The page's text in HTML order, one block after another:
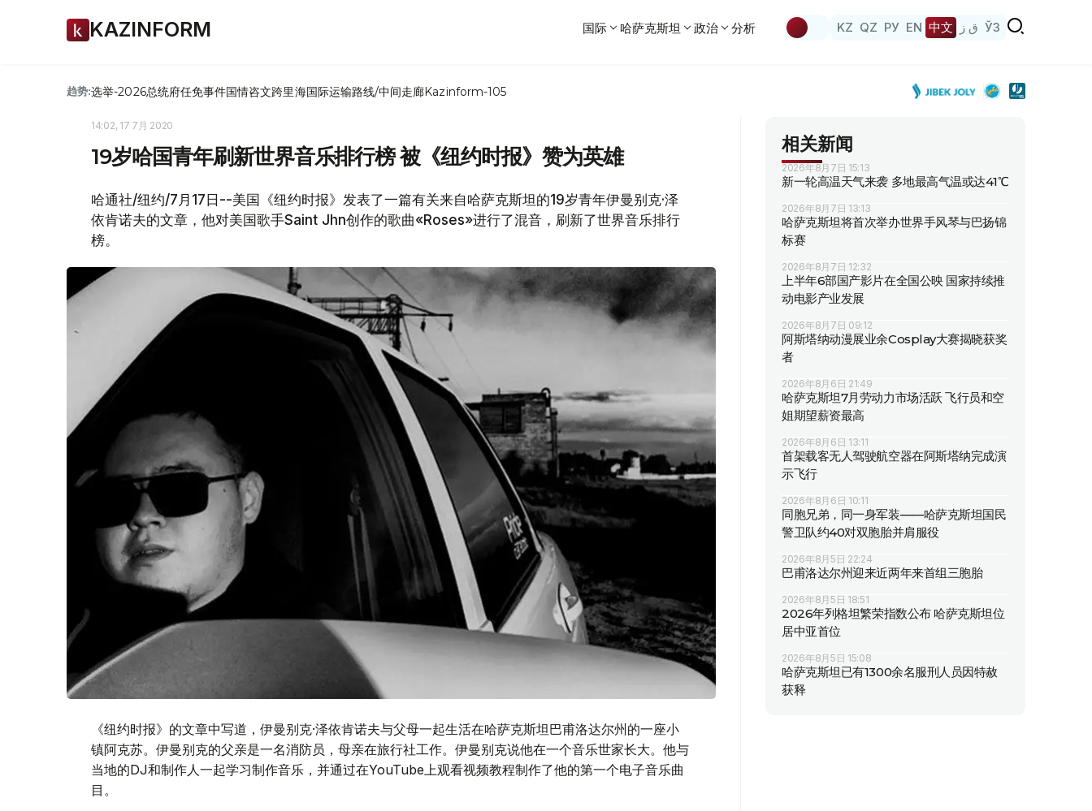
KAZINFORM 国际 哈萨克斯坦 政治 分析 KZ QZ РУ EN 中文 ق ز ЎЗ
趋势:选举-2026总统府任免事件国情咨文跨里海国际运输路线/中间走廊Kazinform-105
14:02, 17 7月 2020
19岁哈国青年刷新世界音乐排行榜 被《纽约时报》赞为英雄
哈通社/纽约/7月17日--美国《纽约时报》发表了一篇有关来自哈萨克斯坦的19岁青年伊曼别克·泽
依肯诺夫的文章，他对美国歌手Saint Jhn创作的歌曲«Roses»进行了混音，刷新了世界音乐排行
榜。
《纽约时报》的文章中写道，伊曼别克·泽依肯诺夫与父母一起生活在哈萨克斯坦巴甫洛达尔州的一座小
镇阿克苏。伊曼别克的父亲是一名消防员，母亲在旅行社工作。伊曼别克说他在一个音乐世家长大。他与
当地的DJ和制作人一起学习制作音乐，并通过在YouTube上观看视频教程制作了他的第一个电子音乐曲
目。
相关新闻
2026年8月7日 15:13
新一轮高温天气来袭 多地最高气温或达41℃
2026年8月7日 13:13
哈萨克斯坦将首次举办世界手风琴与巴扬锦
标赛
2026年8月7日 12:32
上半年6部国产影片在全国公映 国家持续推
动电影产业发展
2026年8月7日 09:12
阿斯塔纳动漫展业余Cosplay大赛揭晓获奖
者
2026年8月6日 21:49
哈萨克斯坦7月劳动力市场活跃 飞行员和空
姐期望薪资最高
2026年8月6日 13:11
首架载客无人驾驶航空器在阿斯塔纳完成演
示飞行
2026年8月6日 10:11
同胞兄弟，同一身军装——哈萨克斯坦国民
警卫队约40对双胞胎并肩服役
2026年8月5日 22:24
巴甫洛达尔州迎来近两年来首组三胞胎
2026年8月5日 18:51
2026年列格坦繁荣指数公布 哈萨克斯坦位
居中亚首位
2026年8月5日 15:08
哈萨克斯坦已有1300余名服刑人员因特赦
获释